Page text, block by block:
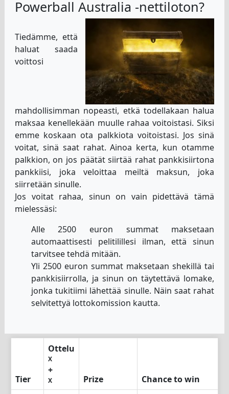
Powerball Australia -nettiloton?
Tiedämme, että
haluat saada
voittosi
mahdollisimman nopeasti, etkä todellakaan halua
maksaa kenellekään muulle rahaa voitoistasi. Siksi
emme koskaan ota palkkiota voitoistasi. Jos sinä
voitat, sinä saat rahat. Ainoa kerta, kun otamme
palkkion, on jos päätät siirtää rahat pankkisiirtona
pankkiisi, joka veloittaa meiltä maksun, joka
siirretään sinulle.
Jos voitat rahaa, sinun on vain pidettävä tämä
mielessäsi:
Alle 2500 euron summat maksetaan
automaattisesti pelitilillesi ilman, että sinun
tarvitsee tehdä mitään.
Yli 2500 euron summat maksetaan shekillä tai
pankkisiirrolla, ja sinun on täytettävä lomake,
jonka tukitiimi lähettää sinulle. Näin saat rahat
selvitettyä lottokomission kautta.
Tier
Ottelu
X
+
X Prize
Chance to win